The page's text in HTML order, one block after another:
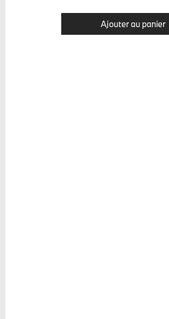
Ajouter au panier